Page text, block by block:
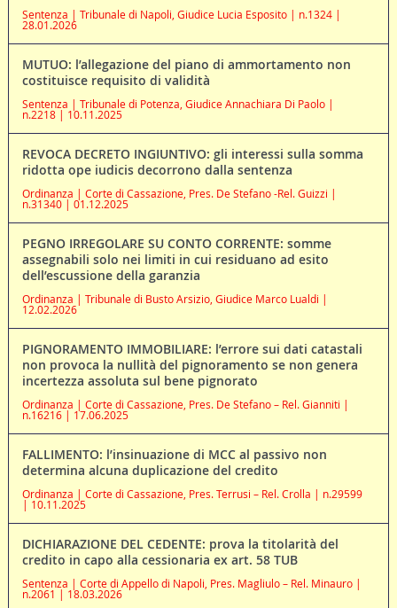
Sentenza | Tribunale di Napoli, Giudice Lucia Esposito | n.1324 |
28.01.2026
MUTUO: l’allegazione del piano di ammortamento non
costituisce requisito di validità
Sentenza | Tribunale di Potenza, Giudice Annachiara Di Paolo |
n.2218 | 10.11.2025
REVOCA DECRETO INGIUNTIVO: gli interessi sulla somma
ridotta ope iudicis decorrono dalla sentenza
Ordinanza | Corte di Cassazione, Pres. De Stefano -Rel. Guizzi |
n.31340 | 01.12.2025
PEGNO IRREGOLARE SU CONTO CORRENTE: somme
assegnabili solo nei limiti in cui residuano ad esito
dell’escussione della garanzia
Ordinanza | Tribunale di Busto Arsizio, Giudice Marco Lualdi |
12.02.2026
PIGNORAMENTO IMMOBILIARE: l’errore sui dati catastali
non provoca la nullità del pignoramento se non genera
incertezza assoluta sul bene pignorato
Ordinanza | Corte di Cassazione, Pres. De Stefano – Rel. Gianniti |
n.16216 | 17.06.2025
FALLIMENTO: l’insinuazione di MCC al passivo non
determina alcuna duplicazione del credito
Ordinanza | Corte di Cassazione, Pres. Terrusi – Rel. Crolla | n.29599
| 10.11.2025
DICHIARAZIONE DEL CEDENTE: prova la titolarità del
credito in capo alla cessionaria ex art. 58 TUB
Sentenza | Corte di Appello di Napoli, Pres. Magliulo – Rel. Minauro |
n.2061 | 18.03.2026